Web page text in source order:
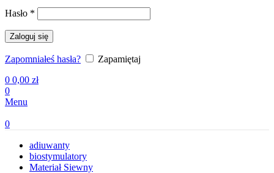
Hasło *
Zaloguj się
Zapomniałeś hasła?
Zapamiętaj
0 0,00 zł
0
Menu
0
adiuwanty
biostymulatory
Materiał Siewny